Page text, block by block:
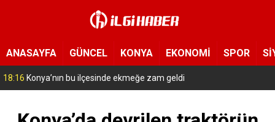
ANASAYFA GÜNCEL KONYA EKONOMİ SPOR
17:14 Konya’da bu tarlaya giren eli boş çıkmıyor! Hayrat olarak herkese açıldı